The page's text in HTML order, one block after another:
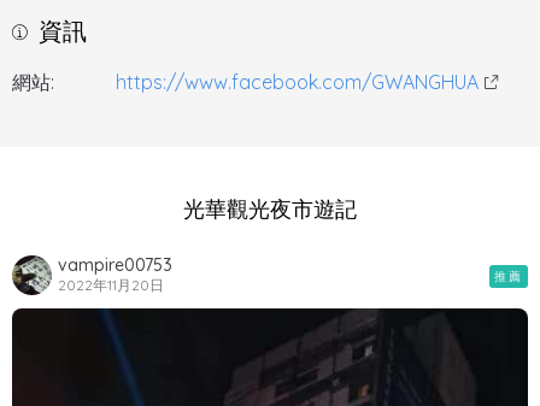
資訊
網站: https://www.facebook.com/GWANGHUA
光華觀光夜市遊記
vampire00753
2022年11月20日 推薦